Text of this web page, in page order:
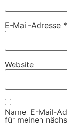
E-Mail-Adresse *
Website
Name, E-Mail-
für meinen